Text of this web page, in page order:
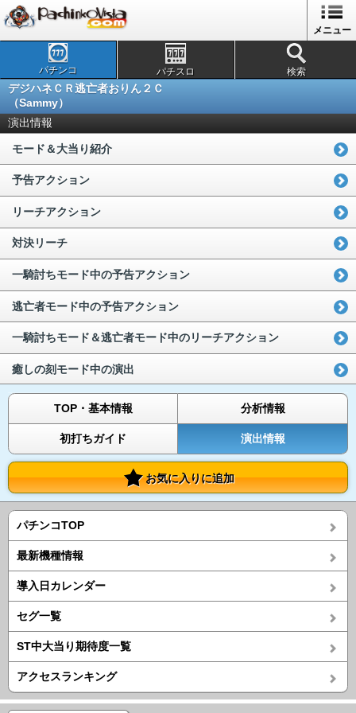
メニュー
パチンコ パチスロ 検索
デジハネＣＲ逃亡者おりん２Ｃ
（Sammy）
演出情報
モード＆大当り紹介
予告アクション
リーチアクション
対決リーチ
一騎討ちモード中の予告アクション
逃亡者モード中の予告アクション
一騎討ちモード＆逃亡者モード中のリーチアクション
癒しの刻モード中の演出
TOP・基本情報 分析情報
初打ちガイド 演出情報
お気に入りに追加
パチンコTOP
最新機種情報
導入日カレンダー
セグ一覧
ST中大当り期待度一覧
アクセスランキング